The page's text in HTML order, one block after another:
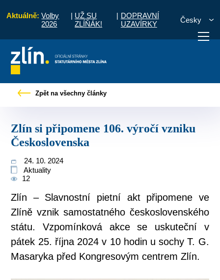
Aktuálně: Volby
2026
| UŽ SU
ZLÍŇÁK!
| DOPRAVNÍ
UZAVÍRKY
Česky
vyřídit Potřebuji zaplatit
Zpět na všechny články
Zlín si připomene 106. výročí vzniku
Československa
24. 10. 2024
Aktuality
12
Zlín – Slavnostní pietní akt připomene ve
Zlíně vznik samostatného československého
státu. Vzpomínková akce se uskuteční v
pátek 25. října 2024 v 10 hodin u sochy T. G.
Masaryka před Kongresovým centrem Zlín.